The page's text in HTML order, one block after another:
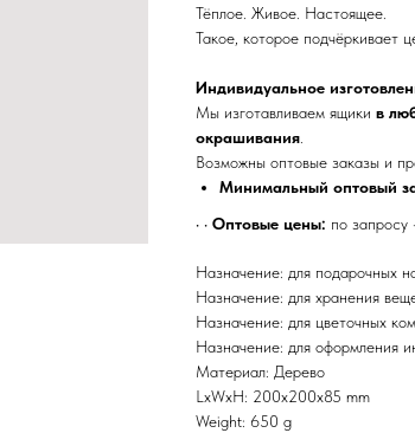
Тёплое. Живое. Настоящее.
Такое, которое подчёркивает
Индивидуальное
Мы изготавливаем ящики в
окрашивания
Возможны оптовые заказы и
Минимальный оптовый
• • Оптовые цены: по
Назначение: для подарочных
Назначение: для хранения
Назначение: для цветочных
Назначение: для оформления
Материал: Дерево
LxWxH: 200x200x85 mm
Weight: 650 g